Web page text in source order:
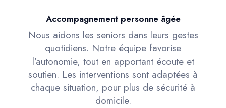
Accompagnement personne âgée
Nous aidons les seniors dans leurs gestes
quotidiens. Notre équipe favorise
l’autonomie, tout en apportant écoute et
soutien. Les interventions sont adaptées à
chaque situation, pour plus de sécurité à
domicile.